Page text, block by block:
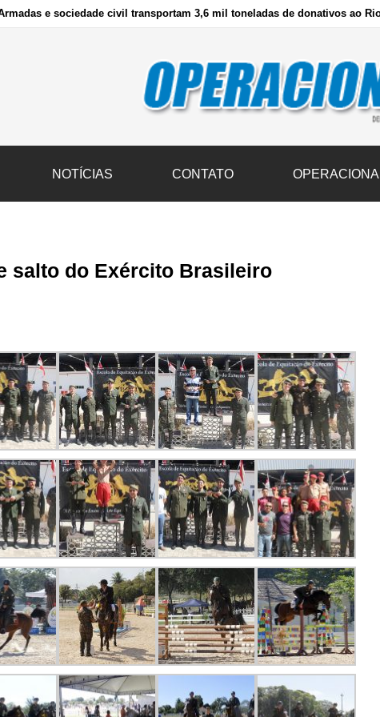
e sociedade civil transportam 3,6 mil toneladas de donativos ao
NOTÍCIAS CONTATO
salto do Exército Brasileiro